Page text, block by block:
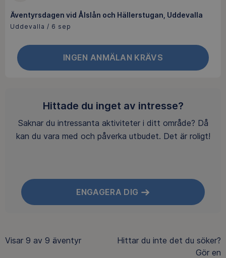
Äventyrsdagen vid Ålslån och Hällerstugan, Uddevalla
Uddevalla / 6 sep
INGEN ANMÄLAN KRÄVS
Hittade du inget av intresse?
Saknar du intressanta aktiviteter i ditt område? Då
kan du vara med och påverka utbudet. Det är roligt!
ENGAGERA DIG
Visar 9 av 9 äventyr
Hittar du inte det du söker?
Gör en